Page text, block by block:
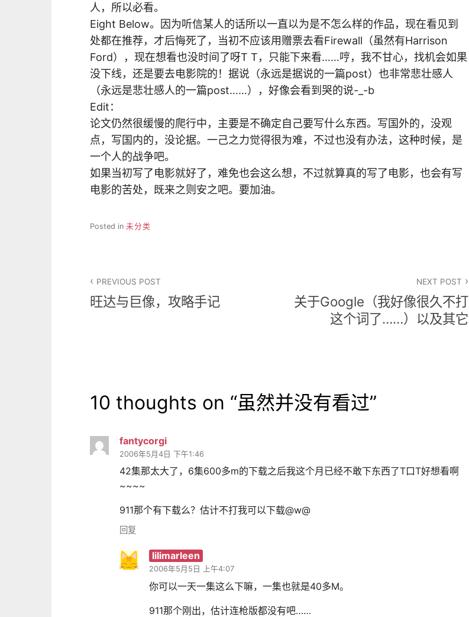
人，所以必看。
Eight Below。因为听信某人的话所以一直以为是不怎么样的作品，现在看见到
处都在推荐，才后悔死了，当初不应该用赠票去看Firewall（虽然有Harrison
Ford），现在想看也没时间了呀T T，只能下来看……哼，我不甘心，找机会如果
没下线，还是要去电影院的！据说（永远是据说的一篇post）也非常悲壮感人
（永远是悲壮感人的一篇post……），好像会看到哭的说-_-b
Edit：
论文仍然很缓慢的爬行中，主要是不确定自己要写什么东西。写国外的，没观
点，写国内的，没论据。一己之力觉得很为难，不过也没有办法，这种时候，是
一个人的战争吧。
如果当初写了电影就好了，难免也会这么想，不过就算真的写了电影，也会有写
电影的苦处，既来之则安之吧。要加油。
Posted in 未分类
章
PREVIOUS POST
旺达与巨像，攻略手记
NEXT POST
关于Google（我好像很久不打
这个词了……）以及其它
10 thoughts on “虽然并没有看过”
fantycorgi
2006年5月4日 下午1:46
42集那太大了，6集600多m的下载之后我这个月已经不敢下东西了T口T好想看啊
~~~~
911那个有下载么？估计不打我可以下载@w@
回复
lilimarleen
2006年5月5日 上午4:07
你可以一天一集这么下嘛，一集也就是40多M。
911那个刚出，估计连枪版都没有吧……